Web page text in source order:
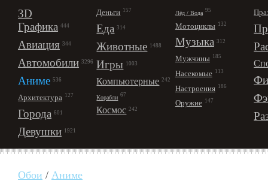
3D
Графика 444
Авиация 344
Автомобили 3296
Аниме 536
Архитектура 127
Города 601
Девушки 1921
Деньги 157
Еда 314
Животные 1488
Игры 1003
Компьютерные 242
Корабли 67
Космос 242
Лёд / Вода 95
Мотоциклы 132
Музыка 312
Мужчины 185
Насекомые 113
Настроения 186
Оружие 147
Обои / Аниме